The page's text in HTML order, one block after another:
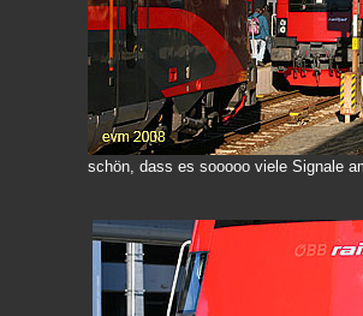
schön, dass es sooooo viele Signale